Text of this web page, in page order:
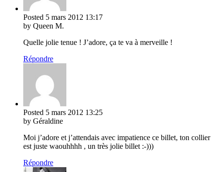
Posted 5 mars 2012 13:17
by Queen M.
Quelle jolie tenue ! J’adore, ça te va à merveille !
Répondre
Posted 5 mars 2012 13:25
by Géraldine
Moi j’adore et j’attendais avec impatience ce billet, ton collier
est juste waouhhhh , un très jolie billet :-)))
Répondre